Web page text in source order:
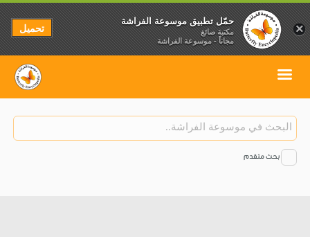
بحث متقدم
×
حمّل تطبيق موسوعة الفراشة
مكتبة صائغ
مجاناً - موسوعة الفراشة
تحميل